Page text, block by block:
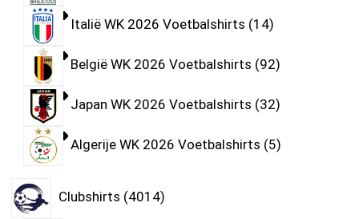
Italië WK 2026 Voetbalshirts 14
België WK 2026 Voetbalshirts 92
Japan WK 2026 Voetbalshirts 32
Algerije WK 2026 Voetbalshirts 5
Clubshirts 4014